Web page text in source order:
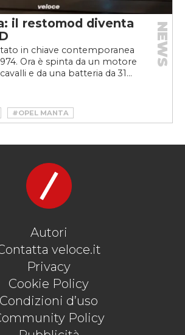
il restomod diventa
in chiave contemporanea
Ora è spinta da un motore
e da una batteria da 31...
NEWS
#OPEL MANTA
#RESTOMOD
Autori
veloce.it
Privacy
Cookie Policy
Condizioni d’uso
Policy